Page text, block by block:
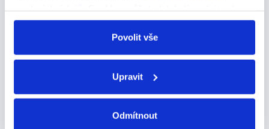
odvolat v nastavení cookies, případně se obrátit na
Povolit vše
Upravit
Odmítnout
můžete pueden – můžou
Úroveň angličtiny A1
Úroveň angličtiny A1